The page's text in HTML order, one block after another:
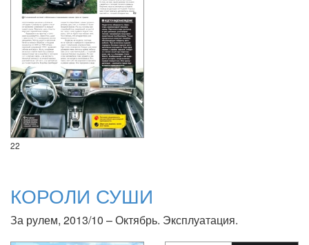
22
КОРОЛИ СУШИ
За рулем, 2013/10 – Октябрь. Эксплуатация.